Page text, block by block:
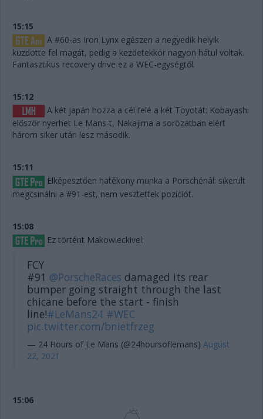
15:15
A #60-as Iron Lynx egészen a negyedik helyik
küzdötte fel magát, pedig a kezdetekkor nagyon hátul voltak.
Fantasztikus recovery drive ez a WEC-egységtől.
15:12
A két japán hozza a cél felé a két Toyotát: Kobayashi
először nyerhet Le Mans-t, Nakajima a sorozatban elért
három siker után lesz második.
15:11
Elképesztően hatékony munka a Porschénál: sikerült
megcsinálni a #91-est, nem vesztettek pozíciót.
15:08
Ez történt Makowieckivel:
FCY
#91 @PorscheRaces damaged its rear
bumper going straight through the last
chicane before the start - finish
line!#LeMans24 #WEC
pic.twitter.com/bnietfrzeg
— 24 Hours of Le Mans (@24hoursoflemans) August
22, 2021
15:06